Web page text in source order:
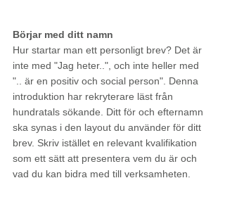
Börjar med ditt namn
Hur startar man ett personligt brev? Det är
inte med "Jag heter..", och inte heller med
".. är en positiv och social person". Denna
introduktion har rekryterare läst från
hundratals sökande. Ditt för och efternamn
ska synas i den layout du använder för ditt
brev. Skriv istället en relevant kvalifikation
som ett sätt att presentera vem du är och
vad du kan bidra med till verksamheten.